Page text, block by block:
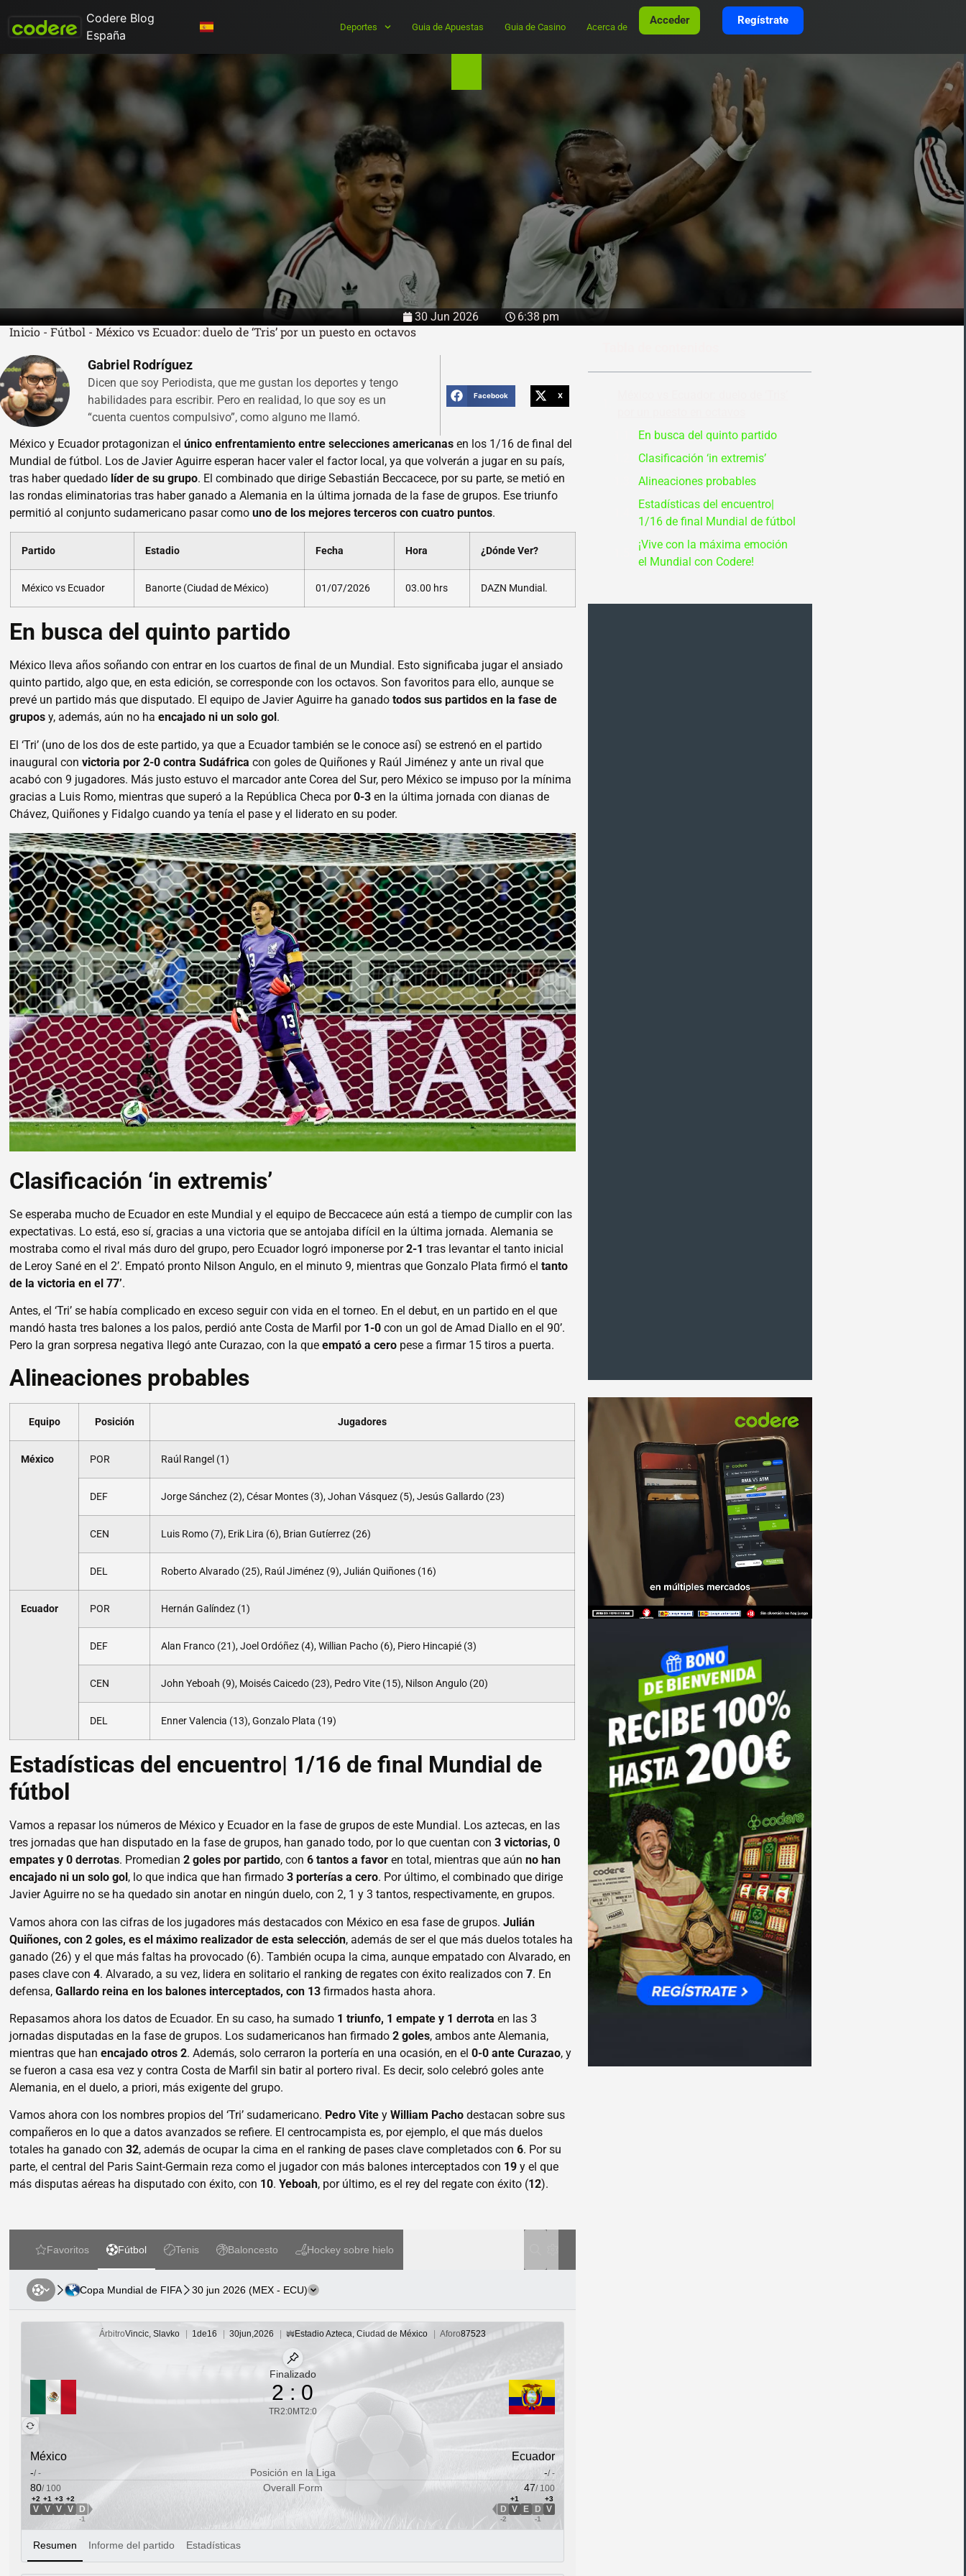
Codere Blog
España
Deportes Guia de Apuestas Guia de Casino Acerca de
Acceder Regístrate
30 Jun 2026 6:38 pm
Inicio - Fútbol - México vs Ecuador: duelo de ‘Tris’ por un puesto en octavos
Gabriel Rodríguez
Dicen que soy Periodista, que me gustan los deportes y tengo
habilidades para escribir. Pero en realidad, lo que soy es un
“cuenta cuentos compulsivo”, como alguno me llamó.
Facebook X
México y Ecuador protagonizan elúnico enfrentamiento entre selecciones americanas en los 1/16 de final del
Mundial de fútbol. Los de Javier Aguirre esperan hacer valer el factor local, ya que volverán a jugar en su país,
tras haber quedado líder de su grupo. El combinado que dirige Sebastián Beccacece, por su parte, se metió en
las rondas eliminatorias tras haber ganado a Alemania en la última jornada de la fase de grupos. Ese triunfo
permitió al conjunto sudamericano pasar comouno de los mejores terceros con cuatro puntos.
Partido Estadio Fecha Hora ¿Dónde Ver?
México vs Ecuador Banorte (Ciudad de México) 01/07/2026 03.00 hrs DAZN Mundial.
En busca del quinto partido
México lleva años soñando con entrar en los cuartos de final de un Mundial. Esto significaba jugar el ansiado
quinto partido, algo que, en esta edición, se corresponde con los octavos. Son favoritos para ello, aunque se
prevé un partido más que disputado. El equipo de Javier Aguirre ha ganadotodos sus partidos en la fase de
grupos y, además, aún no haencajado ni un solo gol.
El ‘Tri’ (uno de los dos de este partido, ya que a Ecuador también se le conoce así) se estrenó en el partido
inaugural convictoria por 2-0 contra Sudáfrica con goles de Quiñones y Raúl Jiménez y ante un rival que
acabó con 9 jugadores. Más justo estuvo el marcador ante Corea del Sur, pero México se impuso por la mínima
gracias a Luis Romo, mientras que superó a la República Checa por0-3 en la última jornada con dianas de
Chávez, Quiñones y Fidalgo cuando ya tenía el pase y el liderato en su poder.
Clasificación ‘in extremis’
Se esperaba mucho de Ecuador en este Mundial y el equipo de Beccacece aún está a tiempo de cumplir con las
expectativas. Lo está, eso sí, gracias a una victoria que se antojaba difícil en la última jornada. Alemania se
mostraba como el rival más duro del grupo, pero Ecuador logró imponerse por2-1 tras levantar el tanto inicial
de Leroy Sané en el 2’. Empató pronto Nilson Angulo, en el minuto 9, mientras que Gonzalo Plata firmó eltanto
de la victoria en el 77’.
Antes, el ‘Tri’ se había complicado en exceso seguir con vida en el torneo. En el debut, en un partido en el que
mandó hasta tres balones a los palos, perdió ante Costa de Marfil por 1-0 con un gol de Amad Diallo en el 90’.
Pero la gran sorpresa negativa llegó ante Curazao, con la queempató a cero pese a firmar 15 tiros a puerta.
Alineaciones probables
Equipo Posición Jugadores
México POR Raúl Rangel (1)
DEF Jorge Sánchez (2), César Montes (3), Johan Vásquez (5), Jesús Gallardo (23)
CEN Luis Romo (7), Erik Lira (6), Brian Gutíerrez (26)
DEL Roberto Alvarado (25), Raúl Jiménez (9), Julián Quiñones (16)
Ecuador POR Hernán Galíndez (1)
DEF Alan Franco (21), Joel Ordóñez (4), Willian Pacho (6), Piero Hincapié (3)
CEN John Yeboah (9), Moisés Caicedo (23), Pedro Vite (15), Nilson Angulo (20)
DEL Enner Valencia (13), Gonzalo Plata (19)
Estadísticas del encuentro| 1/16 de final Mundial de
fútbol
Vamos a repasar los números de México y Ecuador en la fase de grupos de este Mundial. Los aztecas, en las
tres jornadas que han disputado en la fase de grupos, han ganado todo, por lo que cuentan con3 victorias, 0
empates y 0 derrotas. Promedian2 goles por partido, con6 tantos a favor en total, mientras que aúnno han
encajado ni un solo gol , lo que indica que han firmado3 porterías a cero. Por último, el combinado que dirige
Javier Aguirre no se ha quedado sin anotar en ningún duelo, con 2, 1 y 3 tantos, respectivamente, en grupos.
Vamos ahora con las cifras de los jugadores más destacados con México en esa fase de grupos.Julián
Quiñones, con 2 goles, es el máximo realizador de esta selección, además de ser el que más duelos totales ha
ganado (26) y el que más faltas ha provocado (6). También ocupa la cima, aunque empatado con Alvarado, en
pases clave con4. Alvarado, a su vez, lidera en solitario el ranking de regates con éxito realizados con7. En
defensa,Gallardo reina en los balones interceptados, con 13 firmados hasta ahora.
Repasamos ahora los datos de Ecuador. En su caso, ha sumado 1 triunfo, 1 empate y 1 derrota en las 3
jornadas disputadas en la fase de grupos. Los sudamericanos han firmado2 goles, ambos ante Alemania,
mientras que hanencajado otros 2. Además, solo cerraron la portería en una ocasión, en el0-0 ante Curazao, y
se fueron a casa esa vez y contra Costa de Marfil sin batir al portero rival. Es decir, solo celebró goles ante
Alemania, en el duelo, a priori, más exigente del grupo.
Vamos ahora con los nombres propios del ‘Tri’ sudamericano. Pedro Vite yWilliam Pacho destacan sobre sus
compañeros en lo que a datos avanzados se refiere. El centrocampista es, por ejemplo, el que más duelos
totales ha ganado con32, además de ocupar la cima en el ranking de pases clave completados con6. Por su
parte, el central del Paris Saint-Germain reza como el jugador con más balones interceptados con 19 y el que
más disputas aéreas ha disputado con éxito, con 10.Yeboah, por último, es el rey del regate con éxito (12).
En busca del quinto partido
Clasificación ‘in extremis’
Alineaciones probables
Estadísticas del encuentro|
1/16 de final Mundial de fútbol
¡Vive con la máxima emoción
el Mundial con Codere!